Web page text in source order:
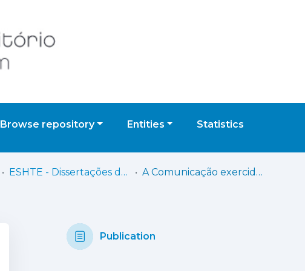
Browse repository Entities Statistics
ESHTE - Dissertações de Mestrado A Comunicação exercida pelos Travel Influencers no Instagram
Publication